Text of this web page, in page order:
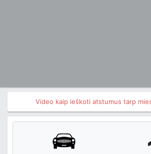
Video kaip ieškoti atstumus tarp